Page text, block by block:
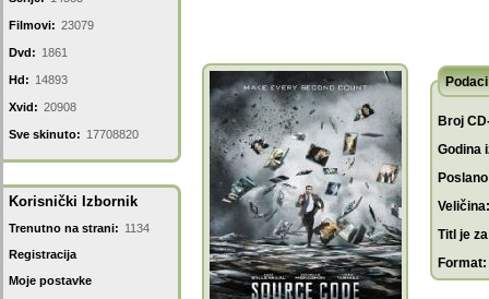
Filmovi: 23079
Dvd: 1861
Hd: 14893
Xvid: 20908
Sve skinuto: 17708820
Korisnički Izbornik
Trenutno na strani: 1134
Registracija
Moje postavke
Broj
Godina
Veličina:
Titl je
Format: